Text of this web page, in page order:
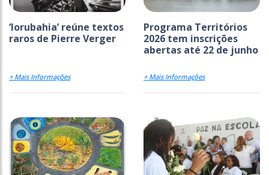
‘Iorubahia’ reúne textos
raros de Pierre Verger
+ Mais Informações
Programa Territórios
2026 tem inscrições
abertas até 22 de junho
+ Mais Informações